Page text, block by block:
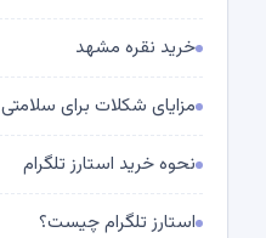
خرید نقره مشهد
مزایای شکلات برای
نحوه خرید استارز تلگرام
استارز تلگرام چیست؟